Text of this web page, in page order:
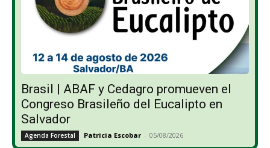
Brasil | ABAF y Cedagro promueven el
Congreso Brasileño del Eucalipto en
Salvador
Agenda Forestal Patricia Escobar - 05/08/2026